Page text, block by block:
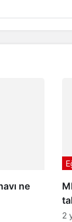
ne
2